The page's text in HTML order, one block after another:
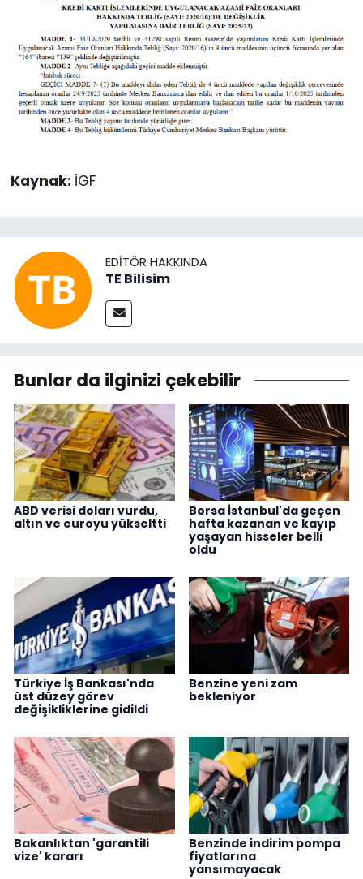
Kaynak: İGF
EDITÖR HAKKINDA
TE Bilisim
Bunlar da ilginizi çekebilir
ABD verisi doları vurdu,
altın ve euroyu yükseltti
Borsa İstanbul'da geçen
hafta kazanan ve kayıp
yaşayan hisseler belli
oldu
Türkiye İş Bankası'nda
üst düzey görev
değişikliklerine gidildi
Benzine yeni zam
bekleniyor
Bakanlıktan 'garantili
vize' kararı
Benzinde indirim pompa
fiyatlarına
yansımayacak